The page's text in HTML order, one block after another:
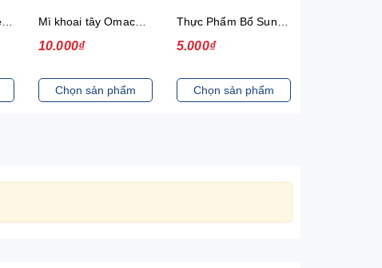
Mì khoai tây Omachi Special bò hầm xốt vang gói 92g (có gói thịt thật)
10.000₫
Chọn sản phẩm
5.000₫
Chọn sản phẩm